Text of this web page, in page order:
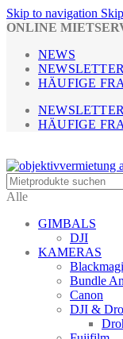
Skip to navigation
ONLINE
NEWS
NEWSLETTER
HÄUFIGE
NEWSLETTER
HÄUFIGE
Alle
GIMBALS
DJI
KAMERAS
Bundle
Canon
DJI &